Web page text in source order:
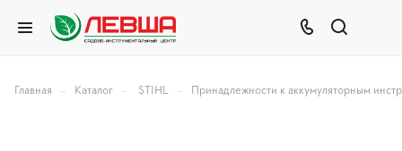
Главная – Каталог – STIHL – Принадлежности к аккумуляторным